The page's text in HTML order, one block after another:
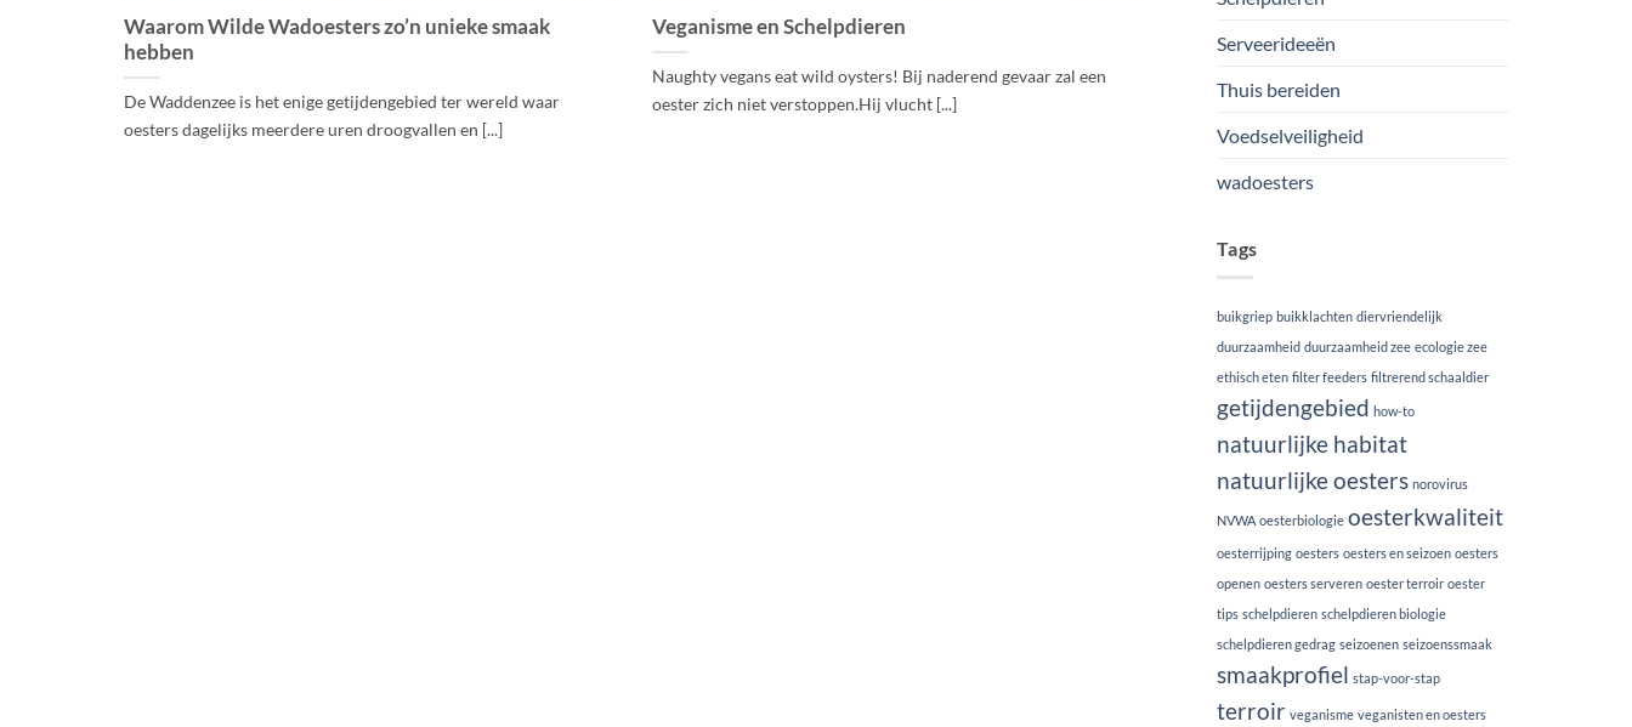
Waarom Wilde Wadoesters zo’n unieke smaak
hebben
De Waddenzee is het enige getijdengebied ter wereld waar
oesters dagelijks meerdere uren droogvallen en [...]
Veganisme en Schelpdieren
Naughty vegans eat wild oysters! Bij naderend gevaar zal een
oester zich niet verstoppen.Hij vlucht [...]
Serveerideeën
Thuis bereiden
Voedselveiligheid
wadoesters
Tags
buikgriep buikklachten diervriendelijk
duurzaamheid duurzaamheid zee ecologie zee
ethisch eten filter feeders filtrerend schaaldier
getijdengebied how-to
natuurlijke habitat
natuurlijke oesters norovirus
NVWA oesterbiologie oesterkwaliteit
oesterrijping oesters oesters en seizoen oesters
openen oesters serveren oester terroir oester
tips schelpdieren schelpdieren biologie
schelpdieren gedrag seizoenen seizoenssmaak
smaakprofiel stap-voor-stap
terroir veganisme veganisten en oesters